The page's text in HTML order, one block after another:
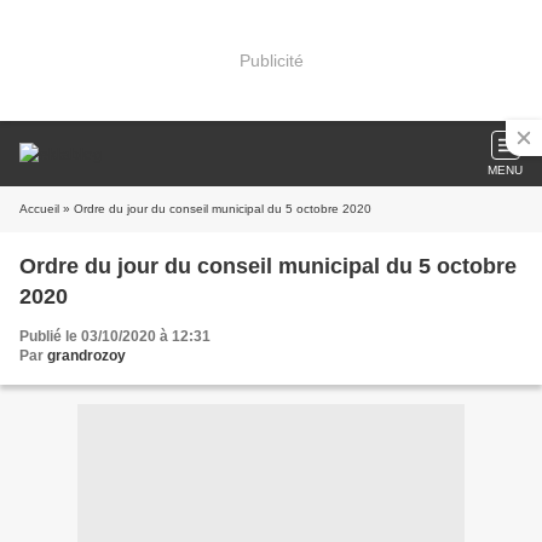
Publicité
MENU
Accueil » Ordre du jour du conseil municipal du 5 octobre 2020
Ordre du jour du conseil municipal du 5 octobre
2020
Publié le 03/10/2020 à 12:31
Par grandrozoy